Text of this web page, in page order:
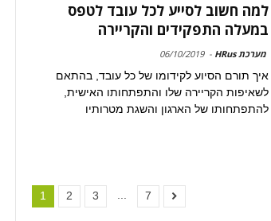
למה חשוב לסייע לכל עובד לטפס
במעלה התפקידים והקריירה
מערכת HRus -
06/10/2019
איך תורם הסיוע לקידומו של כל עובד, בהתאם
לשאיפות הקריירה שלו והתפתחותו האישית,
להתפתחותו של הארגון והשגת מטרותיו
1 2 3 7